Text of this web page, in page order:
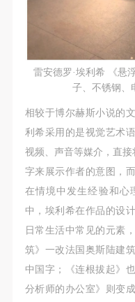
雷安德罗·埃利希 《悬
子、不锈钢、
相较于博尔赫斯小说的
利希采用的是视觉艺术
视频、声音等媒介，直
字来展示作者的意图，
在情境中发生经验和心
中，埃利希在作品的设
日常生活中常见的元素
筑》一改法国奥斯陆建
中国字；《连根拔起》
分析师的办公室》则变